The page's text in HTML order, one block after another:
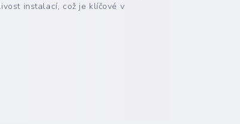
instalací, což je klíčové v